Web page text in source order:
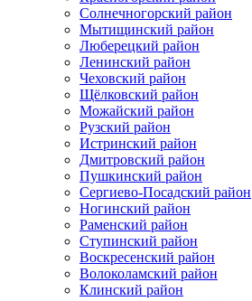
Солнечногорский район
Мытищинский район
Люберецкий район
Ленинский район
Чеховский район
Щёлковский район
Можайский район
Рузский район
Истринский район
Дмитровский район
Пушкинский район
Сергиево-Посадский район
Ногинский район
Раменский район
Ступинский район
Воскресенский район
Волоколамский район
Клинский район